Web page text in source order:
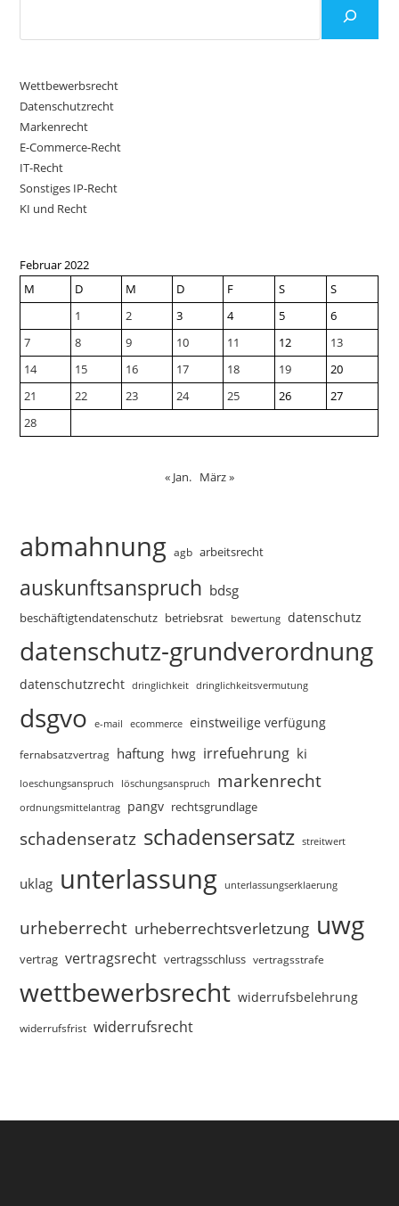
Wettbewerbsrecht
Datenschutzrecht
Markenrecht
E-Commerce-Recht
IT-Recht
Sonstiges IP-Recht
KI und Recht
Februar 2022
M
D M D F S
S
1
2 3 4 5
6
7
8 9 10 11 12
13
14
15 16 17 18 19
20
21
22 23 24 25 26
27
28
« Jan. März »
abmahnung agb arbeitsrecht
auskunftsanspruch bdsg
beschäftigtendatenschutz betriebsrat bewertung datenschutz
datenschutz-grundverordnung
datenschutzrecht dringlichkeit dringlichkeitsvermutung
dsgvo e-mail ecommerce einstweilige verfügung
fernabsatzvertrag haftung hwg irrefuehrung ki
loeschungsanspruch löschungsanspruch markenrecht
ordnungsmittelantrag pangv rechtsgrundlage
schadenseratz schadensersatz streitwert
uklag unterlassung unterlassungserklaerung
urheberrecht urheberrechtsverletzung uwg
vertrag vertragsrecht vertragsschluss vertragsstrafe
wettbewerbsrecht widerrufsbelehrung
widerrufsfrist widerrufsrecht